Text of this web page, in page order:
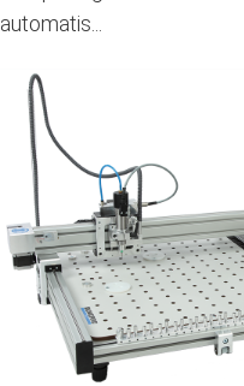
automatis...